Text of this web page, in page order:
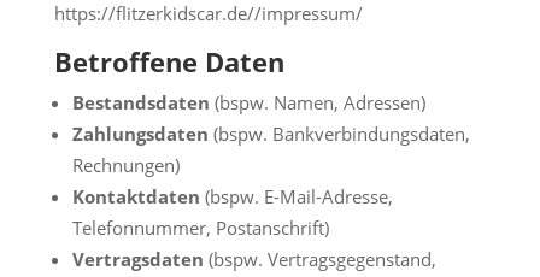
https://flitzerkidscar.de//impressum/
Betroffene Daten
Bestandsdaten (bspw. Namen, Adressen)
Zahlungsdaten (bspw. Bankverbindungsdaten,
Rechnungen)
Kontaktdaten (bspw. E-Mail-Adresse,
Telefonnummer, Postanschrift)
Vertragsdaten (bspw. Vertragsgegenstand,